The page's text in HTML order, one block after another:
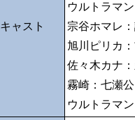
キャスト
ウルトラマン
宗谷ホマレ
旭川ピリカ
佐々木カナ
霧崎：七瀬公
ウルトラマ